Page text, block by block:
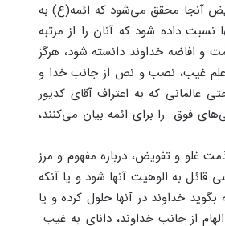
آنجا محقق می‌شود که ائمه(ع) به
داده شود که آنان را از مرتبه
و افاضه خداوند دانسته شود، هرگز
غیب، نصب و نص از جانب خدا و
عالمانی که به اعتراف آقای کدیور
فوق را برای ائمه بیان می‌کنند،
غلو و تفویض، درباره مفهوم و مرز
قائل به الوهیت آنها شود و یا آنکه
خداوند در آنها حلول کرده و یا
از جانب خداوند، دانای به غیب